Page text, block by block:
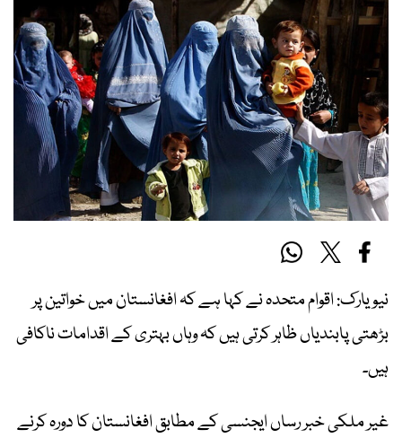
نیویارک: اقوام متحدہ نے کہا ہے کہ افغانستان میں خواتین پر
بڑھتی پابندیاں ظاہر کرتی ہیں کہ وہاں بہتری کے اقدامات ناکافی
ہیں۔
غیر ملکی خبر رساں ایجنسی کے مطابق افغانستان کا دورہ کرنے